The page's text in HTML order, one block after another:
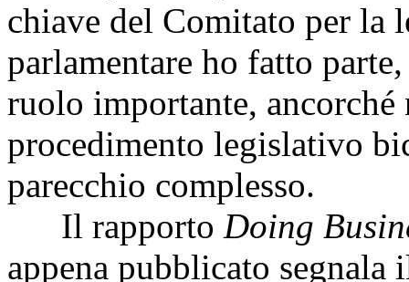
chiave del Comitato per la
parlamentare ho fatto
ruolo importante,
procedimento legislativo
parecchio complesso.
Il rapporto Doing
appena pubblicato